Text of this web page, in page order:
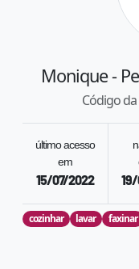
Monique-
Código
último acesso
em
15/07/2022
cozinhar lavar faxinar